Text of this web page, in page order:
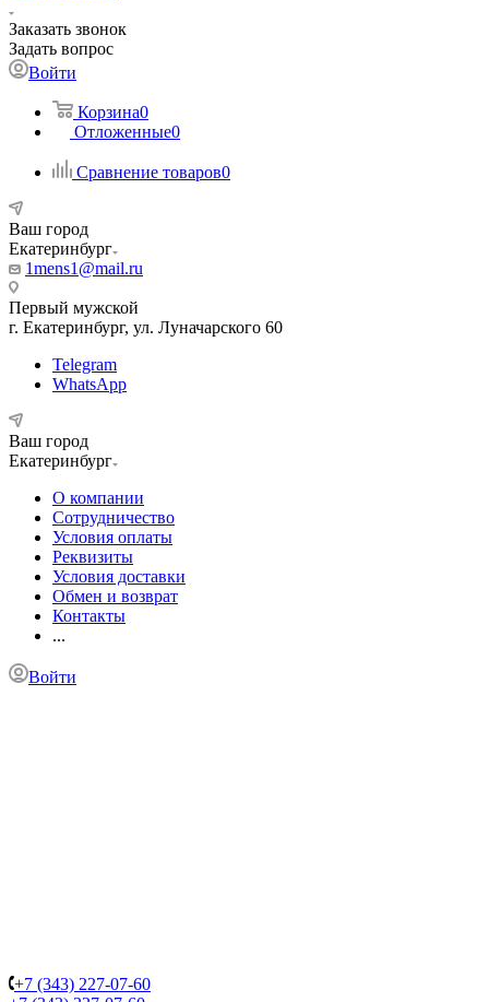
Заказать звонок
Задать вопрос
Войти
Корзина0
Отложенные0
Сравнение товаров0
Ваш город
Екатеринбург
1mens1@mail.ru
Первый мужской
г. Екатеринбург, ул. Луначарского 60
Telegram
WhatsApp
Ваш город
Екатеринбург
О компании
Сотрудничество
Условия оплаты
Реквизиты
Условия доставки
Обмен и возврат
Контакты
...
Войти
+7 (343) 227-07-60